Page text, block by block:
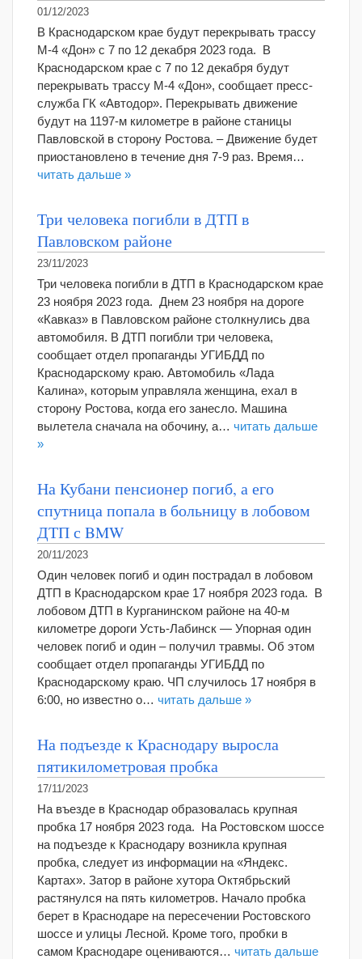
01/12/2023
В Краснодарском крае будут перекрывать трассу
М-4 «Дон» с 7 по 12 декабря 2023 года. В
Краснодарском крае с 7 по 12 декабря будут
перекрывать трассу М-4 «Дон», сообщает пресс-
служба ГК «Автодор». Перекрывать движение
будут на 1197-м километре в районе станицы
Павловской в сторону Ростова. – Движение будет
приостановлено в течение дня 7-9 раз. Время…
читать дальше »
Три человека погибли в ДТП в
Павловском районе
23/11/2023
Три человека погибли в ДТП в Краснодарском крае
23 ноября 2023 года. Днем 23 ноября на дороге
«Кавказ» в Павловском районе столкнулись два
автомобиля. В ДТП погибли три человека,
сообщает отдел пропаганды УГИБДД по
Краснодарскому краю. Автомобиль «Лада
Калина», которым управляла женщина, ехал в
сторону Ростова, когда его занесло. Машина
вылетела сначала на обочину, а… читать дальше
»
На Кубани пенсионер погиб, а его
спутница попала в больницу в лобовом
ДТП с BMW
20/11/2023
Один человек погиб и один пострадал в лобовом
ДТП в Краснодарском крае 17 ноября 2023 года. В
лобовом ДТП в Курганинском районе на 40-м
километре дороги Усть-Лабинск — Упорная один
человек погиб и один – получил травмы. Об этом
сообщает отдел пропаганды УГИБДД по
Краснодарскому краю. ЧП случилось 17 ноября в
6:00, но известно о… читать дальше »
На подъезде к Краснодару выросла
пятикилометровая пробка
17/11/2023
На въезде в Краснодар образовалась крупная
пробка 17 ноября 2023 года. На Ростовском шоссе
на подъезде к Краснодару возникла крупная
пробка, следует из информации на «Яндекс.
Картах». Затор в районе хутора Октябрьский
растянулся на пять километров. Начало пробка
берет в Краснодаре на пересечении Ростовского
шоссе и улицы Лесной. Кроме того, пробки в
самом Краснодаре оцениваются… читать дальше